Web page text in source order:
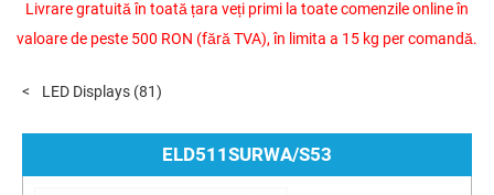
Livrare gratuită în toată țara veți primi la toate comenzile online în
valoare de peste 500 RON (fără TVA), în limita a 15 kg per comandă.
LED Displays (81)
ELD511SURWA/S53